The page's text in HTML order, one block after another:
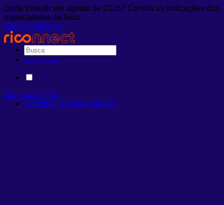
Onde investir em agosto de 2026? Confira as indicações dos
especialistas da Rico
Baixar Relatório
Abra sua conta
Abra sua conta
Carteiras Recomendadas